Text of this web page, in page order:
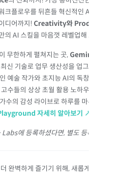
크플로우를 뒤흔들 혁신적인 AI
디어까지! Creativity와 Productivity
의 AI 스킬을 마음껏 레벨업해 보세요.
무한하게 펼쳐지는 곳, Gemini
신 기술로 업무 생산성을 업그레이드하는
예술 작가와 초지능 AI의 독창적인 만남,
고수들의 상상 초월 활용 노하우,
수의 감성 라이브로 하루를 마무리하는
자세히 알아보기 ↗️
Labs에 등록하셨다면, 별도 등록하지 않으
완벽하게 즐기기 위해, 새롭게 공개된